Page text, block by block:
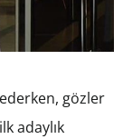
gözler
adaylık